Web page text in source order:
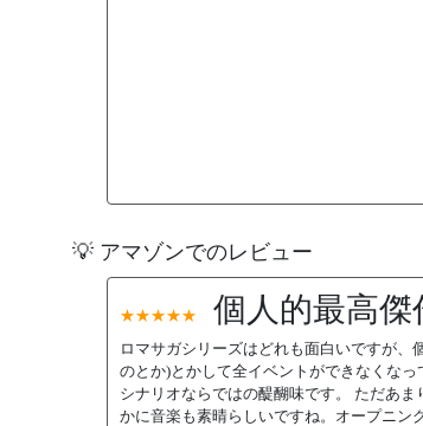
💡 アマゾンでのレビュー
★★★★★ 個人的最高傑
ロマサガシリーズはどれも面白いですが
のとか)とかして全イベントができなくな
シナリオならではの醍醐味です。 ただあ
かに音楽も素晴らしいですね。オープニン